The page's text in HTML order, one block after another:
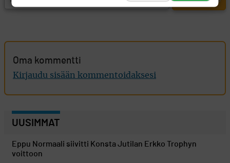
Oma kommentti
Kirjaudu sisään kommentoidaksesi
UUSIMMAT
Eppu Normaali siivitti Konsta Jutilan Erkko Trophyn
voittoon